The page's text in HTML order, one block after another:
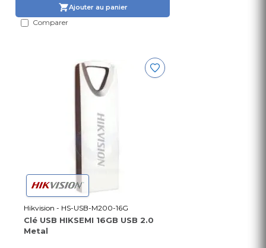
Ajouter au panier
Comparer
Hikvision - HS-USB-M200-16G
Clé USB HIKSEMI 16GB USB 2.0
Metal